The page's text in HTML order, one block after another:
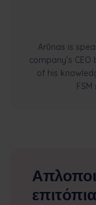
Arūnas is
company’s
of his